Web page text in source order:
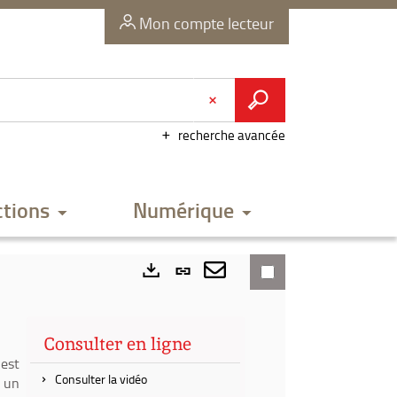
Mon compte lecteur
recherche avancée
Numérique
Lien
permanent
fenêtre)
Envoyer
mail
Consulter en ligne
Consulter la vidéo